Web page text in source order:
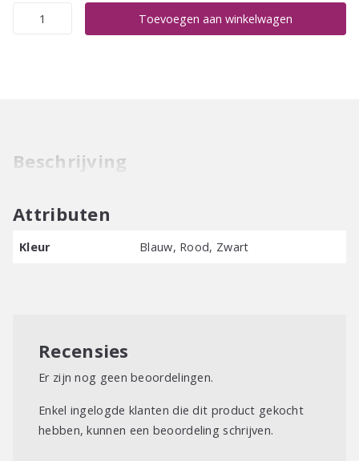
Comair
Toevoegen aan winkelwagen
Beschrijving
Attributen
Kleur Blauw, Rood, Zwart
Recensies
Er zijn nog geen beoordelingen.
Enkel ingelogde klanten die dit product gekocht
hebben, kunnen een beoordeling schrijven.